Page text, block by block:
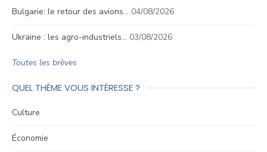
Bulgarie: le retour des avions… 04/08/2026
Ukraine : les agro-industriels… 03/08/2026
Toutes les brèves
QUEL THÈME VOUS INTÉRESSE ?
Culture
Économie